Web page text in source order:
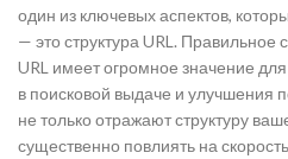
один из ключевых аспектов,
— это структура URL.
URL имеет огромное значение
в поисковой выдаче и улучшения
не только отражают структуру
существенно повлиять на